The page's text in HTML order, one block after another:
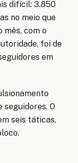
difícil: 3.850
no meio que
mês, com o
foi de
em
seguidores. O
seis táticas,